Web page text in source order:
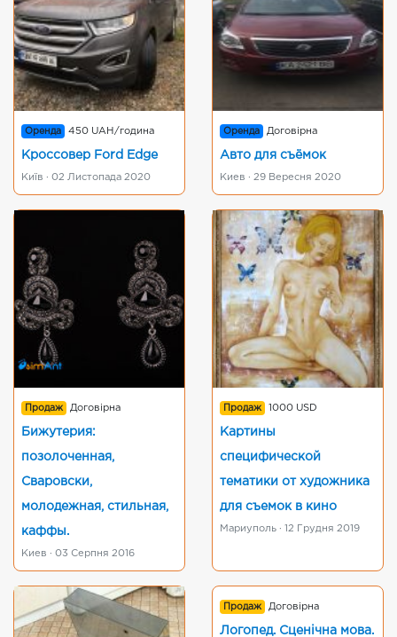
Оренда 450 UAH/година
Кроссовер Ford Edge
Київ · 02 Листопада 2020
Оренда Договірна
Авто для съёмок
Киев · 29 Вересня 2020
Продаж Договірна
Бижутерия:
позолоченная,
Сваровски,
молодежная, стильная,
каффы.
Киев · 03 Серпня 2016
Продаж 1000 USD
Картины
специфической
тематики от художника
для съемок в кино
Мариуполь · 12 Грудня 2019
Продаж Договірна
Логопед. Сценічна мова.